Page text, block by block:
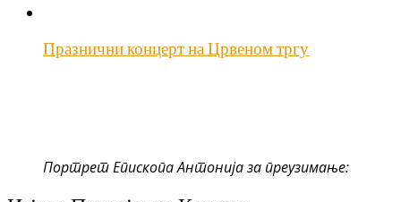
Празнични концерт на Црвеном тргу
Портрет Епископа Антонија за преузимање: